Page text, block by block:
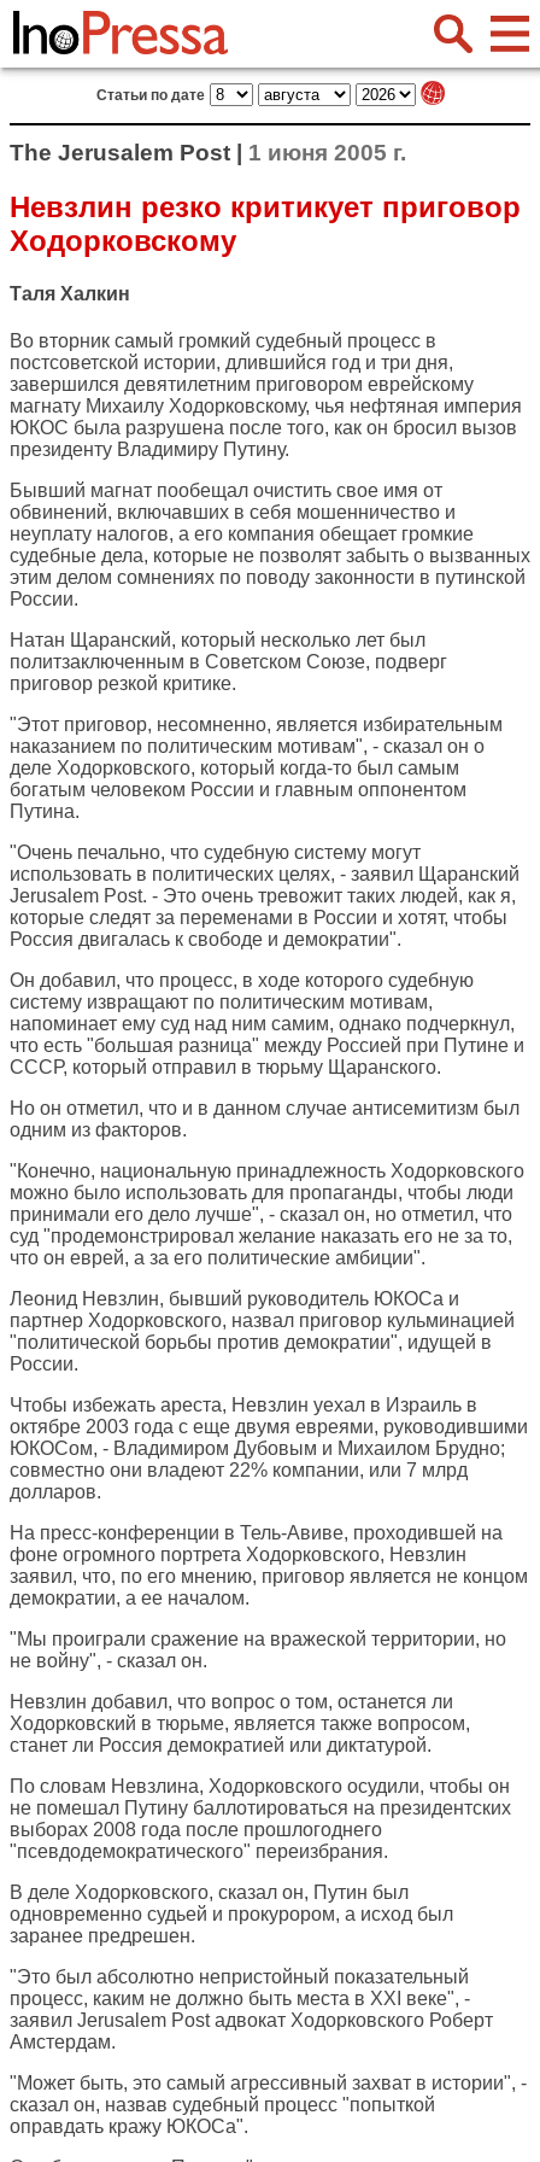
Статьи по дате
The Jerusalem Post | 1 июня 2005 г.
Невзлин резко критикует приговор
Ходорковскому
Таля Халкин
Во вторник самый громкий судебный процесс в
постсоветской истории, длившийся год и три дня,
завершился девятилетним приговором еврейскому
магнату Михаилу Ходорковскому, чья нефтяная империя
ЮКОС была разрушена после того, как он бросил вызов
президенту Владимиру Путину.
Бывший магнат пообещал очистить свое имя от
обвинений, включавших в себя мошенничество и
неуплату налогов, а его компания обещает громкие
судебные дела, которые не позволят забыть о вызванных
этим делом сомнениях по поводу законности в путинской
России.
Натан Щаранский, который несколько лет был
политзаключенным в Советском Союзе, подверг
приговор резкой критике.
"Этот приговор, несомненно, является избирательным
наказанием по политическим мотивам", - сказал он о
деле Ходорковского, который когда-то был самым
богатым человеком России и главным оппонентом
Путина.
"Очень печально, что судебную систему могут
использовать в политических целях, - заявил Щаранский
Jerusalem Post. - Это очень тревожит таких людей, как я,
которые следят за переменами в России и хотят, чтобы
Россия двигалась к свободе и демократии".
Он добавил, что процесс, в ходе которого судебную
систему извращают по политическим мотивам,
напоминает ему суд над ним самим, однако подчеркнул,
что есть "большая разница" между Россией при Путине и
СССР, который отправил в тюрьму Щаранского.
Но он отметил, что и в данном случае антисемитизм был
одним из факторов.
"Конечно, национальную принадлежность Ходорковского
можно было использовать для пропаганды, чтобы люди
принимали его дело лучше", - сказал он, но отметил, что
суд "продемонстрировал желание наказать его не за то,
что он еврей, а за его политические амбиции".
Леонид Невзлин, бывший руководитель ЮКОСа и
партнер Ходорковского, назвал приговор кульминацией
"политической борьбы против демократии", идущей в
России.
Чтобы избежать ареста, Невзлин уехал в Израиль в
октябре 2003 года с еще двумя евреями, руководившими
ЮКОСом, - Владимиром Дубовым и Михаилом Брудно;
совместно они владеют 22% компании, или 7 млрд
долларов.
На пресс-конференции в Тель-Авиве, проходившей на
фоне огромного портрета Ходорковского, Невзлин
заявил, что, по его мнению, приговор является не концом
демократии, а ее началом.
"Мы проиграли сражение на вражеской территории, но
не войну", - сказал он.
Невзлин добавил, что вопрос о том, останется ли
Ходорковский в тюрьме, является также вопросом,
станет ли Россия демократией или диктатурой.
По словам Невзлина, Ходорковского осудили, чтобы он
не помешал Путину баллотироваться на президентских
выборах 2008 года после прошлогоднего
"псевдодемократического" переизбрания.
В деле Ходорковского, сказал он, Путин был
одновременно судьей и прокурором, а исход был
заранее предрешен.
"Это был абсолютно непристойный показательный
процесс, каким не должно быть места в XXI веке", -
заявил Jerusalem Post адвокат Ходорковского Роберт
Амстердам.
"Может быть, это самый агрессивный захват в истории", -
сказал он, назвав судебный процесс "попыткой
оправдать кражу ЮКОСа".